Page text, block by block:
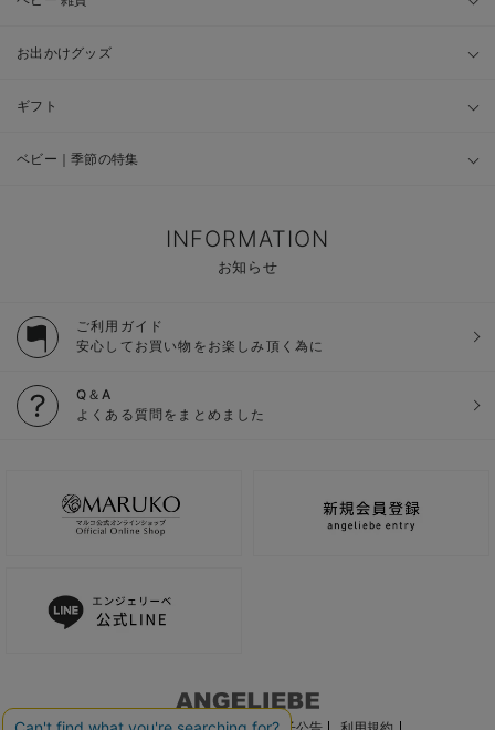
お出かけグッズ
ギフト
ベビー｜季節の特集
INFORMATION
お知らせ
ご利用ガイド
安心してお買い物をお楽しみ頂く為に
Q＆A
よくある質問をまとめました